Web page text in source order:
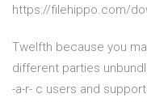
https://filehippo.com/
Twelfth because you
different parties
-a-r- c users and